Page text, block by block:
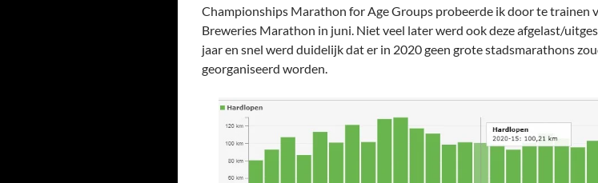
Championships Marathon for Age Groups probeerde ik door te trainen
Breweries Marathon in juni. Niet veel later werd ook deze afgelast/
jaar en snel werd duidelijk dat er in 2020 geen grote stadsmarathons
georganiseerd worden.